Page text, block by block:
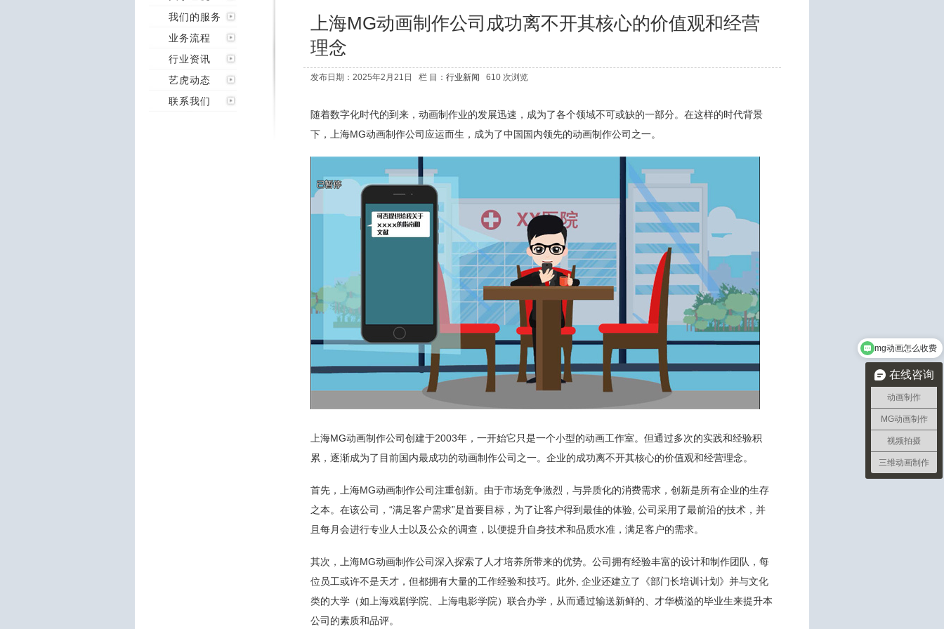
我们的服务
业务流程
行业资讯
艺虎动态
联系我们
上海MG动画制作公司成功离不开其核心的价值观和经营
理念
发布日期：2025年2月21日 栏 目： 行业新闻 610 次浏览
随着数字化时代的到来，动画制作业的发展迅速，成为了各个领域不可或缺的一部分。在这样的时代背景
下，上海MG动画制作公司应运而生，成为了中国国内领先的动画制作公司之一。
上海MG动画制作公司创建于2003年，一开始它只是一个小型的动画工作室。但通过多次的实践和经验积
累，逐渐成为了目前国内最成功的动画制作公司之一。企业的成功离不开其核心的价值观和经营理念。
首先，上海MG动画制作公司注重创新。由于市场竞争激烈，与异质化的消费需求，创新是所有企业的生存
之本。在该公司，“满足客户需求”是首要目标，为了让客户得到最佳的体验, 公司采用了最前沿的技术，并
且每月会进行专业人士以及公众的调查，以便提升自身技术和品质水准，满足客户的需求。
其次，上海MG动画制作公司深入探索了人才培养所带来的优势。公司拥有经验丰富的设计和制作团队，每
位员工或许不是天才，但都拥有大量的工作经验和技巧。此外, 企业还建立了《部门长培训计划》并与文化
类的大学（如上海戏剧学院、上海电影学院）联合办学，从而通过输送新鲜的、才华横溢的毕业生来提升本
公司的素质和品评。
在线咨询
动画制作
MG动画制作
视频拍摄
三维动画制作
mg动画怎么收费